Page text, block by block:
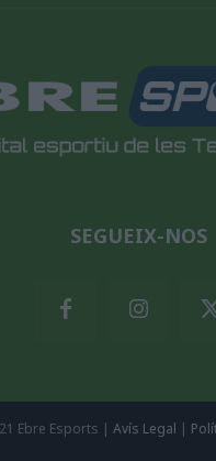
SEGUEIX-NOS
Ebre Esports | Avís Legal |